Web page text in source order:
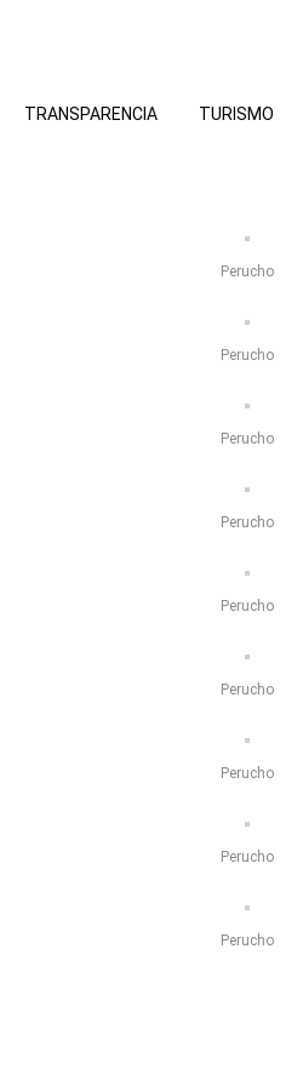
TRANSPARENCIA TURISMO
Perucho
Perucho
Perucho
Perucho
Perucho
Perucho
Perucho
Perucho
Perucho